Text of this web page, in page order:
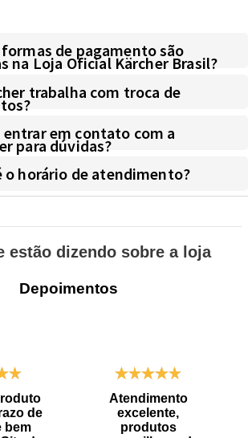
formas de pagamento são
na Loja Oficial Kärcher Brasil?
trabalha com troca de
entrar em contato com a
para dúvidas?
o horário de atendimento?
estão dizendo sobre a loja
Depoimentos
de
bem
Atendimento
excelente,
produtos